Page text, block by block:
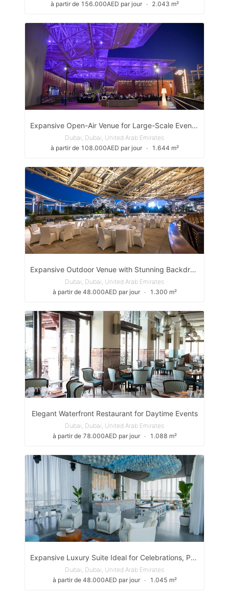
à partir de 156.000AED par jour ∙ 2.043 m²
Expansive Open-Air Venue for Large-Scale Events in Expo City Dubai
Dubai, Dubai, United Arab Emirates
à partir de 108.000AED par jour
∙ 1.644 m²
Expansive Outdoor Venue with Stunning Backdrops in Expo City Dubai
Dubai, Dubai, United Arab Emirates
à partir de 48.000AED par jour
∙ 1.300 m²
Elegant Waterfront Restaurant for Daytime Events
Dubai, Dubai, United Arab Emirates
à partir de 78.000AED par jour
∙ 1.088 m²
Expansive Luxury Suite Ideal for Celebrations, Private Events And Elite Stays
Dubai, Dubai, United Arab Emirates
à partir de 48.000AED par jour
∙ 1.045 m²